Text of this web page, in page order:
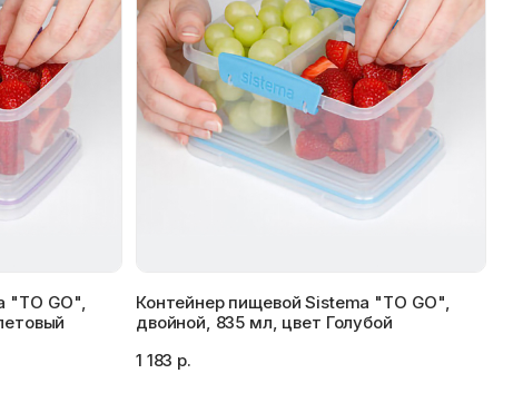
"TO GO",
Контейнер пищевой Sistema "TO GO",
двойной, 835 мл, цвет Голубой
1 183 р.